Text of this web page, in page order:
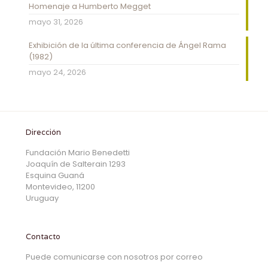
Homenaje a Humberto Megget
mayo 31, 2026
Exhibición de la última conferencia de Ángel Rama
(1982)
mayo 24, 2026
Dirección
Fundación Mario Benedetti
Joaquín de Salterain 1293
Esquina Guaná
Montevideo, 11200
Uruguay
Contacto
Puede comunicarse con nosotros por correo